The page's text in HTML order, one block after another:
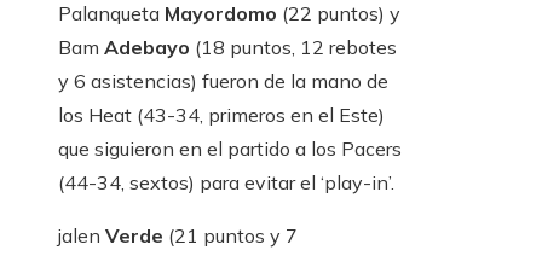
Palanqueta Mayordomo (22 puntos) y
Bam Adebayo (18 puntos, 12 rebotes
y 6 asistencias) fueron de la mano de
los Heat (43-34, primeros en el Este)
que siguieron en el partido a los Pacers
(44-34, sextos) para evitar el ‘play-in’.
jalen Verde (21 puntos y 7